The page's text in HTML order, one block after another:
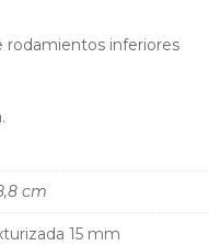
rodamientos inferiores
cm
15 mm